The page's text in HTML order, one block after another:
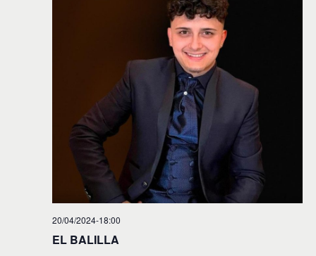
20/04/2024-18:00
EL BALILLA